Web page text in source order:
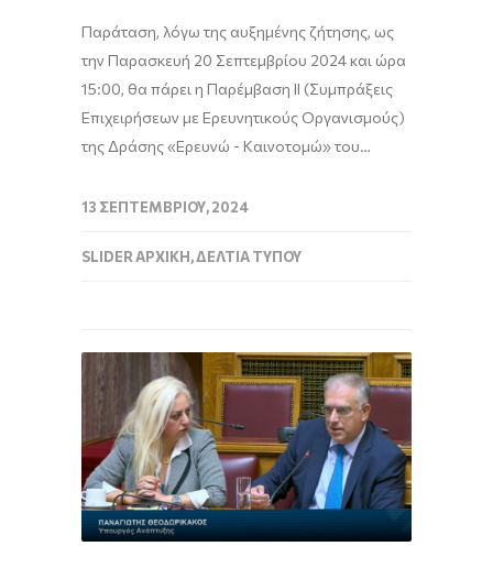
Παράταση, λόγω της αυξημένης ζήτησης, ως
την Παρασκευή 20 Σεπτεμβρίου 2024 και ώρα
15:00, θα πάρει η Παρέμβαση ΙΙ (Συμπράξεις
Επιχειρήσεων με Ερευνητικούς Οργανισμούς)
της Δράσης «Ερευνώ - Καινοτομώ» του…
13 ΣΕΠΤΕΜΒΡΊΟΥ, 2024
SLIDER ΑΡΧΙΚΉ,ΔΕΛΤΊΑ ΤΎΠΟΥ